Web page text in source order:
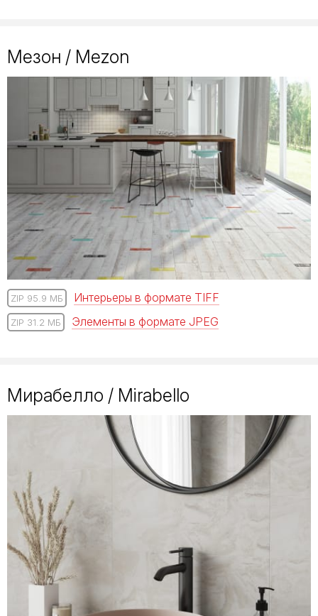
Мезон / Mezon
ZIP 95.9 МБ Интерьеры в формате TIFF
ZIP 31.2 МБ Элементы в формате JPEG
Мирабелло / Mirabello